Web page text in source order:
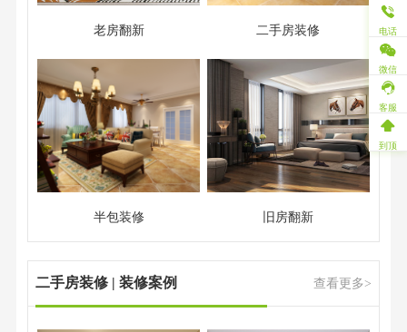
老房翻新 二手房装修
半包装修 旧房翻新
二手房装修 | 装修案例 查看更多>
电话
微信
客服
到顶